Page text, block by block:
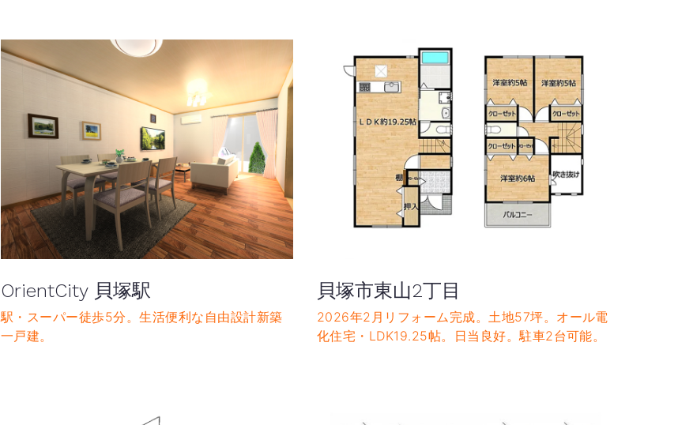
OrientCity 貝塚駅
駅・スーパー徒歩5分。生活便利な自由設計新築
一戸建。
貝塚市東山2丁目
2026年2月リフォーム完成。土地57坪。オール電
化住宅・LDK19.25帖。日当良好。駐車2台可能。